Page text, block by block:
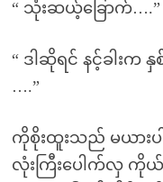
“ သုံးဆယ့်ခြောက်….”
“ ဒါဆိုရင် နင့်ခါး
….”
ကိုစိုးထူးသည် မယားပ
လုံးကြီးပေါက်လှ